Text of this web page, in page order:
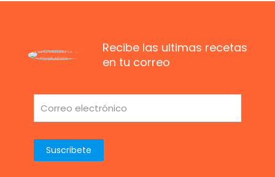
Recibe las ultimas recetas
en tu correo